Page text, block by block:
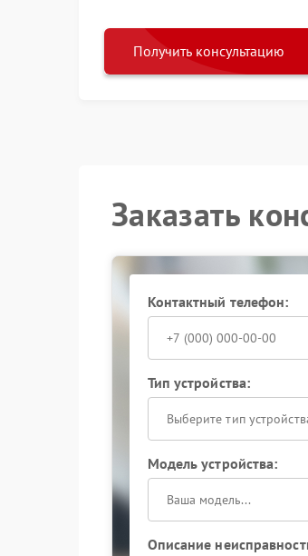
Получить консультацию
Заказать
Контактный телефон:
Тип устройства:
Выберите тип
Модель устройства:
Описание